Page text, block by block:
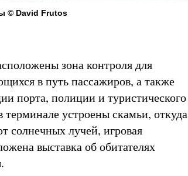
© David Frutos
зона контроля для
в путь пассажиров, а также
порта, полиции и туристического
устроены скамьи, откуда
солнечных лучей, игровая
выставка об обитателях